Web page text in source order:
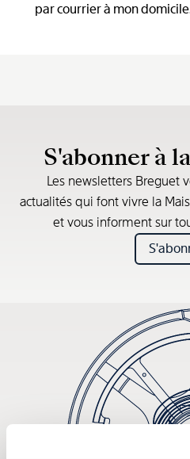
par courrier à mon
S'abonner à
Les newsletters Breguet
actualités qui font vivre la
et vous informent sur